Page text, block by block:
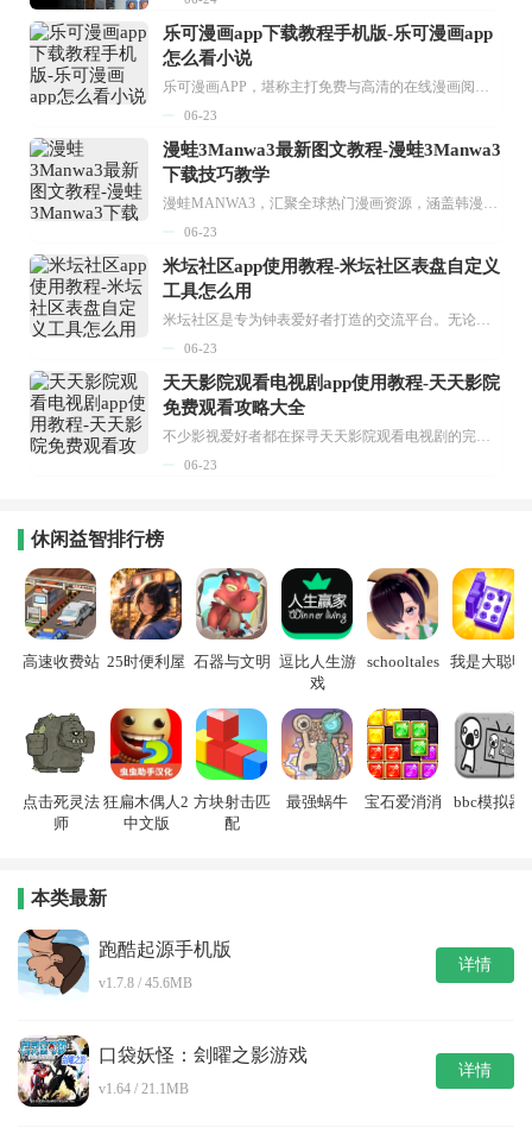
乐可漫画app下载教程手机版-乐可漫画app
怎么看小说
乐可漫画APP，堪称主打免费与高清的在线漫画阅读神器。其官方版提供海量完整版漫画资源，无论是国内漫画，还是日漫、韩漫、台漫、美漫等国外漫画，应有尽有，随时供你阅读。只需轻点一下，便能直接进入阅读界面。不仅如此，乐可漫画最新版本更新速度极快，在这里，你总能抢先看到全网一手漫画章节内容！...
06-23
漫蛙3Manwa3最新图文教程-漫蛙3Manwa3
下载技巧教学
漫蛙MANWA3，汇聚全球热门漫画资源，涵盖韩漫、欧美漫画、国漫等多种类型，题材丰富多样，全方位满足用户阅读喜好。它不仅是阅读平台，更是创作平台，为广大用户打造零门槛创作环境。...
06-23
米坛社区app使用教程-米坛社区表盘自定义
工具怎么用
米坛社区是专为钟表爱好者打造的交流平台。无论你是初涉钟表领域的普通爱好者，还是拥有多年收藏经验的资深玩家，都能在此找到属于自己的天地。 无需注册，就能轻松参与其中。通过专业的讨论论坛与丰富的交互功能，你可与世界各地的钟表爱好者畅快交流。若你钟情于钟表，米坛社区无疑是值得一试的理想之选。在这里，你能获取最新的手表资讯，交流见解，提升鉴赏品味，让每一块手表都成为收藏故事中重要的一部分。感兴趣的朋友，不要错过下载机会。...
06-23
天天影院观看电视剧app使用教程-天天影院
免费观看攻略大全
不少影视爱好者都在探寻天天影院观看电视剧的完整方法，结合最新平台使用规则，本篇新手入门攻略全面讲解观看渠道、检索流程、播放设置以及画面模式调整等实用内容。全文适配手机、电脑等主流设备，步骤简洁易懂，无论是初次使用的新手，还是想要优化观影体验的用户，都能参照内容快速上手，熟练掌握平台各项操作技巧，轻松畅享影视内容。...
06-23
休闲益智排行榜
高速收费站 25时便利屋 石器与文明 逗比人生游
戏
schooltales 我是大聪明
点击死灵法
师
狂扁木偶人2
中文版
方块射击匹
配
最强蜗牛 宝石爱消消 bbc模拟器
本类最新
跑酷起源手机版
v1.7.8 / 45.6MB
详情
口袋妖怪：刽曜之影游戏
v1.64 / 21.1MB
详情